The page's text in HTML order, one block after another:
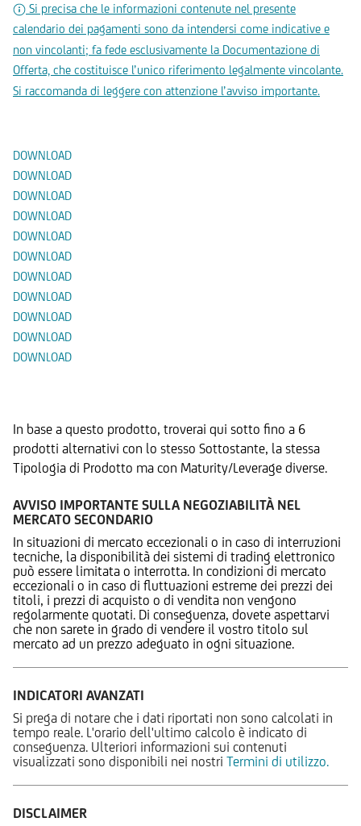
Si precisa che le informazioni contenute nel presente
calendario dei pagamenti sono da intendersi come indicative e
non vincolanti; fa fede esclusivamente la Documentazione di
Offerta, che costituisce l’unico riferimento legalmente vincolante.
Si raccomanda di leggere con attenzione l’avviso importante.
DOWNLOAD
DOWNLOAD
DOWNLOAD
DOWNLOAD
DOWNLOAD
DOWNLOAD
DOWNLOAD
DOWNLOAD
DOWNLOAD
DOWNLOAD
DOWNLOAD
In base a questo prodotto, troverai qui sotto fino a 6
prodotti alternativi con lo stesso Sottostante, la stessa
Tipologia di Prodotto ma con Maturity/Leverage diverse.
AVVISO IMPORTANTE SULLA NEGOZIABILITÀ NEL
MERCATO SECONDARIO
In situazioni di mercato eccezionali o in caso di interruzioni
tecniche, la disponibilità dei sistemi di trading elettronico
può essere limitata o interrotta. In condizioni di mercato
eccezionali o in caso di fluttuazioni estreme dei prezzi dei
titoli, i prezzi di acquisto o di vendita non vengono
regolarmente quotati. Di conseguenza, dovete aspettarvi
che non sarete in grado di vendere il vostro titolo sul
mercato ad un prezzo adeguato in ogni situazione.
INDICATORI AVANZATI
Si prega di notare che i dati riportati non sono calcolati in
tempo reale. L'orario dell'ultimo calcolo è indicato di
conseguenza. Ulteriori informazioni sui contenuti
visualizzati sono disponibili nei nostri Termini di utilizzo.
DISCLAIMER